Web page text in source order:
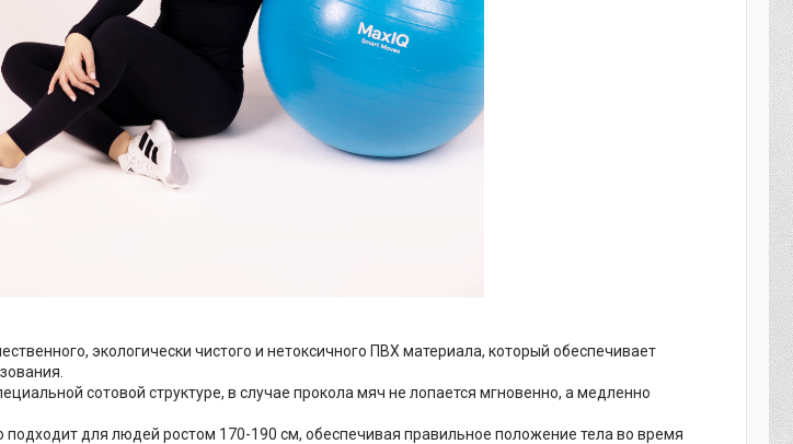
экологически чистого и нетоксичного ПВХ материала, который обеспечивает
сотовой структуре, в случае прокола мяч не лопается мгновенно, а медленно
подходит для людей ростом 170-190 см, обеспечивая правильное положение тела во время